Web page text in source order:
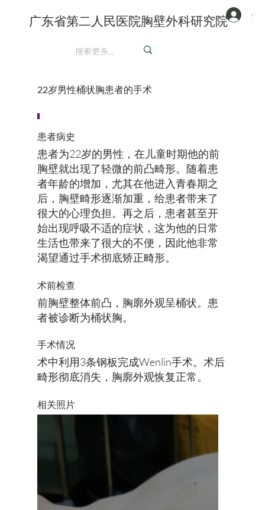
注册/登陆
广东省第二人民医院胸壁外科研究院
22岁男性桶状胸患者的手术
患者病史
患者为22岁的男性，在儿童时期他的前
胸壁就出现了轻微的前凸畸形。随着患
者年龄的增加，尤其在他进入青春期之
后，胸壁畸形逐渐加重，给患者带来了
很大的心理负担。再之后，患者甚至开
始出现呼吸不适的症状，这为他的日常
生活也带来了很大的不便，因此他非常
渴望通过手术彻底矫正畸形。
术前检查
前胸壁整体前凸，胸廓外观呈桶状。患
者被诊断为桶状胸。
手术情况
术中利用3条钢板完成Wenlin手术。术后
畸形彻底消失，胸廓外观恢复正常。
​相关照片